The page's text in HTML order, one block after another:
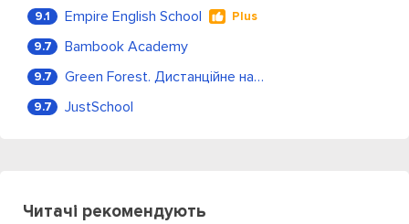
9.1 Empire English School Plus
9.7 Bambook Academy
9.7 Green Forest. Дистанційне навчання
9.7 JustSchool
Читачі рекомендують